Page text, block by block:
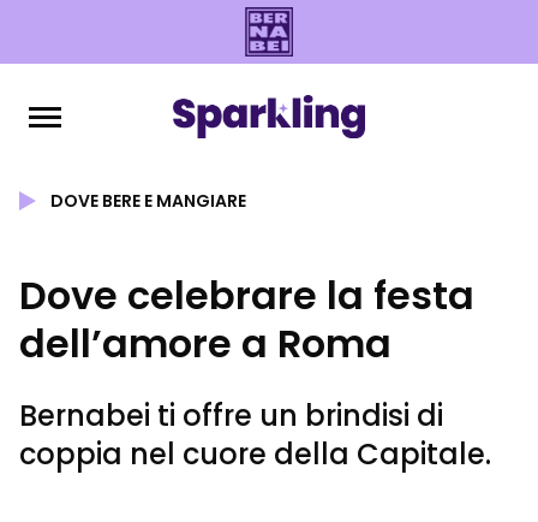
DOVE BERE E MANGIARE
Dove celebrare la festa
dell’amore a Roma
Bernabei ti offre un brindisi di
coppia nel cuore della Capitale.